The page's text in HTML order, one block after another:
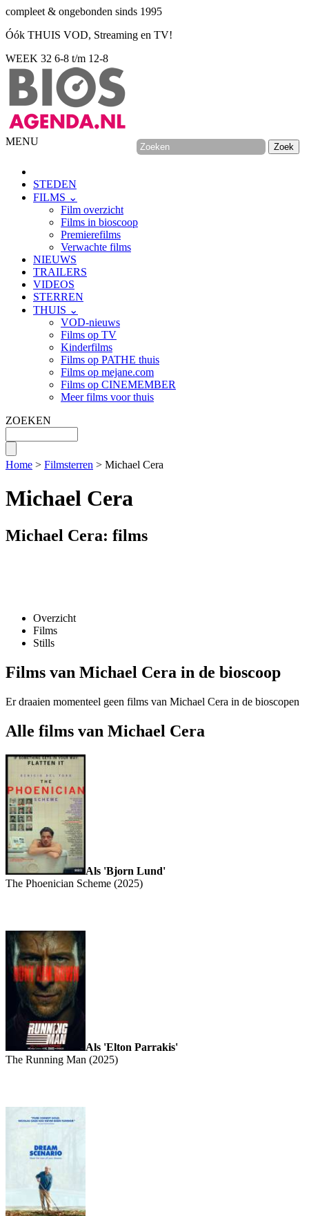
compleet & ongebonden sinds 1995
Óók THUIS VOD, Streaming en TV!
WEEK 32 6-8 t/m 12-8
MENU
STEDEN
FILMS ⌄
Film overzicht
Films in bioscoop
Premierefilms
Verwachte films
NIEUWS
TRAILERS
VIDEOS
STERREN
THUIS ⌄
VOD-nieuws
Films op TV
Kinderfilms
Films op PATHE thuis
Films op mejane.com
Films op CINEMEMBER
Meer films voor thuis
ZOEKEN
Home > Filmsterren > Michael Cera
Michael Cera
Michael Cera: films
Overzicht
Films
Stills
Films van Michael Cera in de bioscoop
Er draaien momenteel geen films van Michael Cera in de bioscopen
Alle films van Michael Cera
Als 'Bjorn Lund'
The Phoenician Scheme (2025)
Als 'Elton Parrakis'
The Running Man (2025)